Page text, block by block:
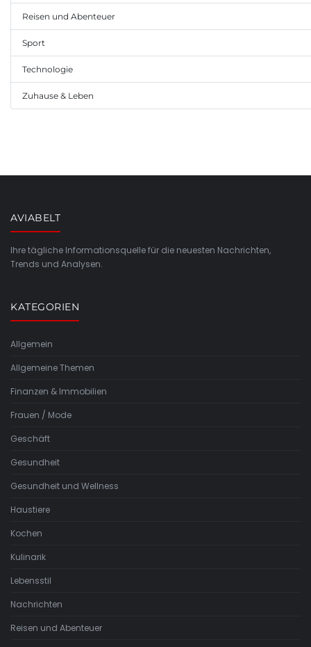
Reisen und Abenteuer
Sport
Technologie
Zuhause & Leben
AVIABELT
Ihre tägliche Informationsquelle für die neuesten Nachrichten,
Trends und Analysen.
KATEGORIEN
Allgemein
Allgemeine Themen
Finanzen & Immobilien
Frauen / Mode
Geschäft
Gesundheit
Gesundheit und Wellness
Haustiere
Kochen
Kulinarik
Lebensstil
Nachrichten
Reisen und Abenteuer